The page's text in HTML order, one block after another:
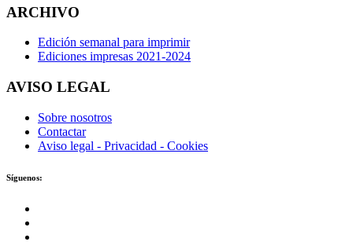
ARCHIVO
Edición semanal para imprimir
Ediciones impresas 2021-2024
AVISO LEGAL
Sobre nosotros
Contactar
Aviso legal - Privacidad - Cookies
Síguenos: